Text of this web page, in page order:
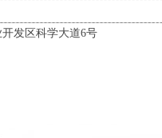
发区科学大道6号